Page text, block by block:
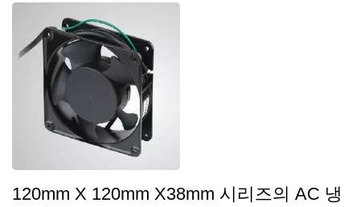
120mm X 120mm X38mm 시리즈의 AC 냉